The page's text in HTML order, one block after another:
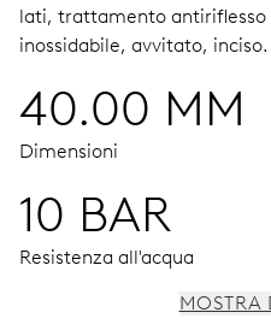
lati, trattamento antiriflesso
inossidabile, avvitato, inciso.
40.00 MM
Dimensioni
10 BAR
Resistenza all'acqua
MOSTRA